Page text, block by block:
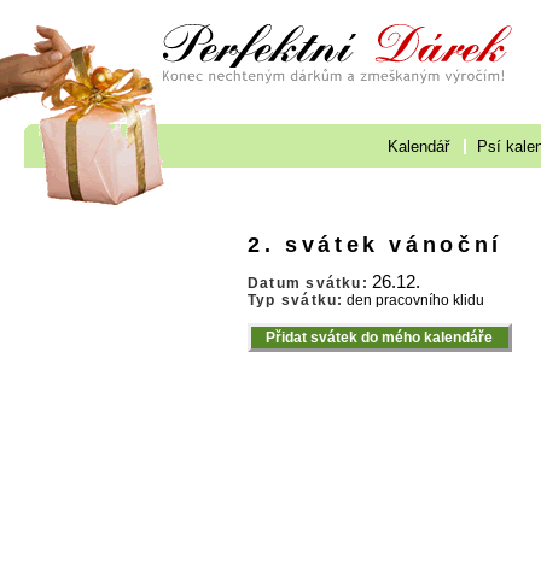
Kalendář Psí
2. svátek vánoční
Datum svátku: 26.12.
Typ svátku: den pracovního klidu
Přidat svátek do mého kalendáře